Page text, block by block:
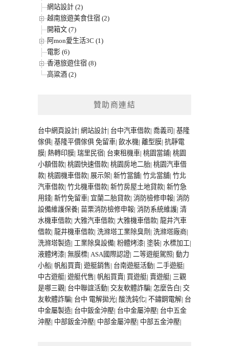
網站設計 (2)
越南旅遊美食住宿 (2)
開箱文 (7)
阿mon愛生活3C (1)
電影 (6)
香港旅遊住宿 (8)
高粱酒 (2)
贊助商連結
台中網頁設計| 網站設計| 台中汽車借款| 喬義司 | 基隆
傢俱| 基隆平價傢俱 免留車| 飲水機| 離型膜| 抗靜電
膜| 熱轉印膜| 瑞里民宿| 台東租機車| 桃園當鋪| 桃園
小額借款| 桃園快速借款| 桃園房地二胎| 桃園汽車借
款| 桃園機車借款| 展示架| 新竹當舖| 竹北當舖| 竹北
汽車借款| 竹北機車借款| 新竹房屋土地貸款| 新竹急
用錢| 新竹免留車| 宜蘭二胎貸款| 消防檢修申報| 消防
設備維護保養| 苗栗消防檢修申報| 消防系統維護| 清
水機車借款| 大雅汽車借款| 大雅機車借款| 龍井汽車
借款| 龍井機車借款| 洗滌塔工業除臭劑 | 洗滌塔廠商|
洗滌塔製造| 工業除臭設備| 粉體烤漆| 塗裝| 水標加工|
液體烤漆| 無膜標| ASA國際認證| 二等遊艇駕照| 動力
小船| 帆船買賣| 遊艇銷售| 台南遊艇活動| 二手遊艇|
中古遊艇| 遊艇代售| 帆船買賣| 買遊艇| 賣遊艇| 三觀
是哪三觀| 台中聯誼活動| 交友軟體詐騙| 怎麼告白| 交
友軟體詐騙| 台中 電解拋光| 酸洗鈍化| 不鏽鋼電解| 台
中金屬製造| 台中鈑金沖壓| 台中金屬沖壓| 台中五金
沖壓| 中部鈑金沖壓| 中部金屬沖壓| 中部五金沖壓|